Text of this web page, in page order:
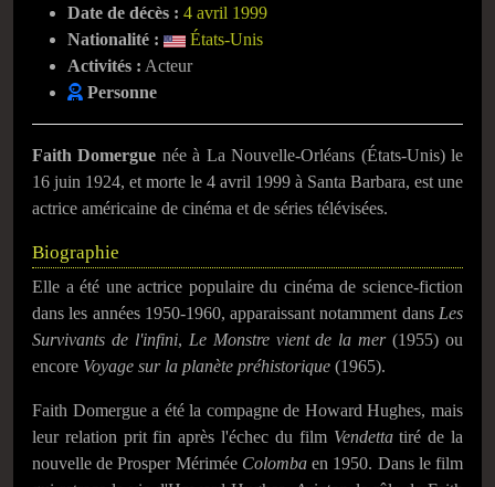
Date de décès : 4 avril 1999
Nationalité :
États-Unis
Activités : Acteur
Personne
Faith Domergue née à La Nouvelle-Orléans (États-Unis) le
16 juin 1924, et morte le 4 avril 1999 à Santa Barbara, est une
actrice américaine de cinéma et de séries télévisées.
Biographie
Elle a été une actrice populaire du cinéma de science-fiction
dans les années 1950-1960, apparaissant notamment dans Les
Survivants de l'infini, Le Monstre vient de la mer(1955) ou
encore Voyage sur la planète préhistorique (1965).
Faith Domergue a été la compagne de Howard Hughes, mais
leur relation prit fin après l'échec du film Vendettatiré de la
nouvelle de Prosper Mérimée Colombaen 1950. Dans le film